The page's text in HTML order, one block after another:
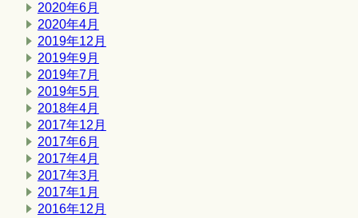
2020年6月
2020年4月
2019年12月
2019年9月
2019年7月
2019年5月
2018年4月
2017年12月
2017年6月
2017年4月
2017年3月
2017年1月
2016年12月